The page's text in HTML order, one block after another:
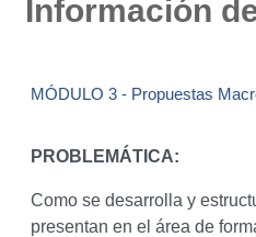
Información
MÓDULO 3 - Propuestas
PROBLEMÁTICA:
Como se desarrolla y
presentan en el área de